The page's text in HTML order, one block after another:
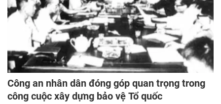
Công an nhân dân đóng góp quan trọng trong
công cuộc xây dựng bảo vệ Tổ quốc